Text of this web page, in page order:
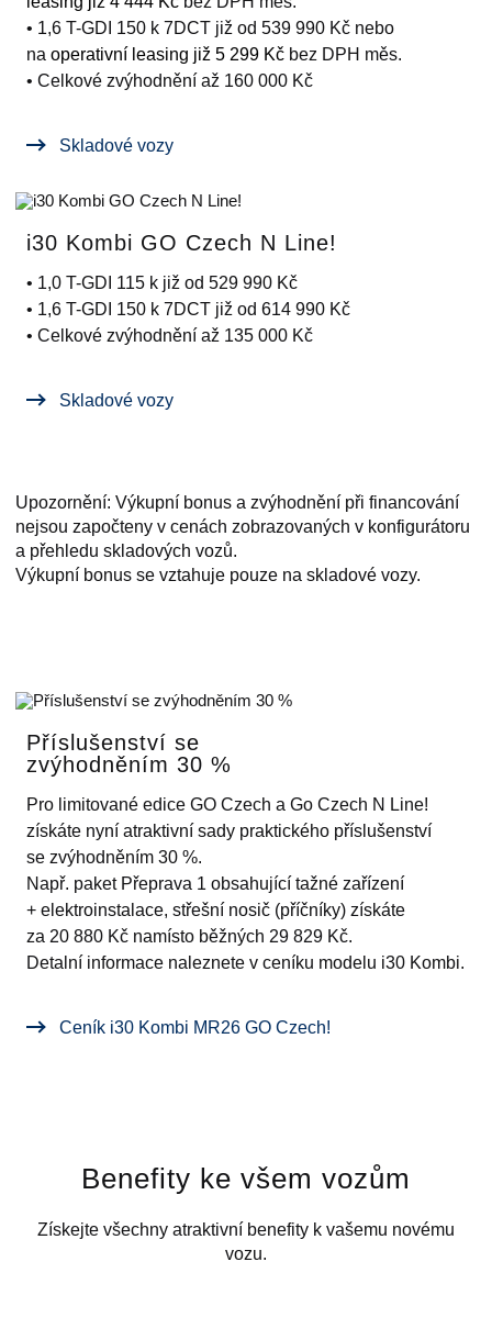
• 1,6 T-GDI 150 k 7DCT již od 539 990 Kč nebo
na operativní leasing již 5 299 Kč bez DPH měs.
• Celkové zvýhodnění až 160 000 Kč
Skladové vozy
i30 Kombi GO Czech N Line!
• 1,0 T-GDI 115 k již od 529 990 Kč
• 1,6 T-GDI 150 k 7DCT již od 614 990 Kč
• Celkové zvýhodnění až 135 000 Kč
Skladové vozy
Upozornění: Výkupní bonus a zvýhodnění při financování
nejsou započteny v cenách zobrazovaných v konfigurátoru
a přehledu skladových vozů.
Výkupní bonus se vztahuje pouze na skladové vozy.
Příslušenství se
zvýhodněním 30 %
Pro limitované edice GO Czech a Go Czech N Line!
získáte nyní atraktivní sady praktického příslušenství
se zvýhodněním 30 %.
Např. paket Přeprava 1 obsahující tažné zařízení
+ elektroinstalace, střešní nosič (příčníky) získáte
za 20 880 Kč namísto běžných 29 829 Kč.
Detalní informace naleznete v ceníku modelu i30 Kombi.
Ceník i30 Kombi MR26 GO Czech!
Benefity ke všem vozům
Získejte všechny atraktivní benefity k vašemu novému
vozu.